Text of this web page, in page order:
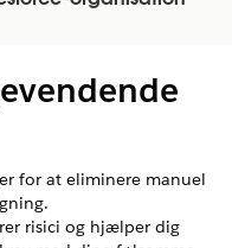
for at eliminere manuel
risici og hjælper dig